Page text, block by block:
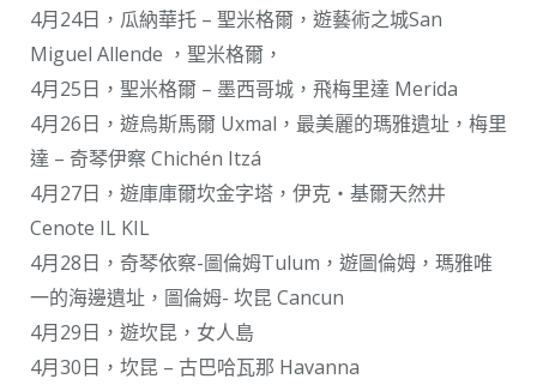
4月24日，瓜納華托 – 聖米格爾，遊藝術之城San
Miguel Allende ，聖米格爾，
4月25日，聖米格爾 – 墨西哥城，飛梅里達 Merida
4月26日，遊烏斯馬爾 Uxmal，最美麗的瑪雅遺址，梅里
達 – 奇琴伊察 Chichén Itzá
4月27日，遊庫庫爾坎金字塔，伊克・基爾天然井
Cenote IL KIL
4月28日，奇琴依察-圖倫姆Tulum，遊圖倫姆，瑪雅唯
一的海邊遺址，圖倫姆- 坎昆 Cancun
4月29日，遊坎昆，女人島
4月30日，坎昆 – 古巴哈瓦那 Havanna